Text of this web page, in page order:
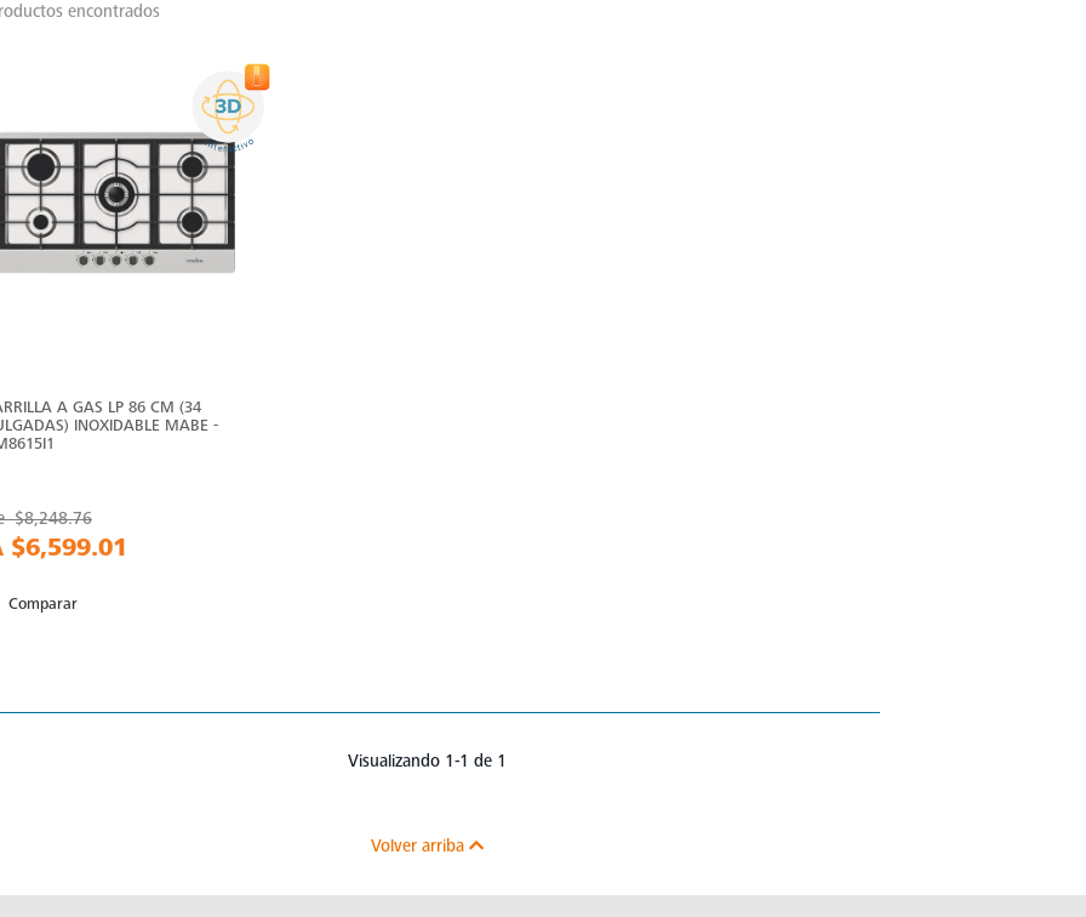
encontrados
A GAS LP 86 CM (34
INOXIDABLE MABE -
$8,248.76
$6,599.01
Comparar
Visualizando 1-1 de 1
Volver arriba